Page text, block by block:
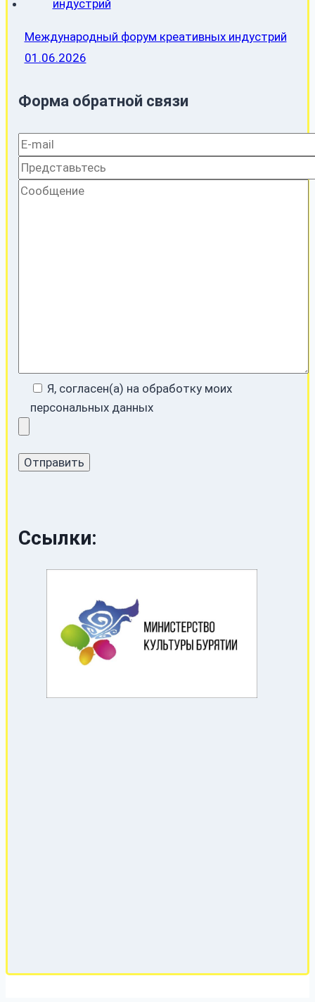
Международный форум креативных индустрий
01.06.2026
Форма обратной связи
Я, согласен(а) на обработку моих
персональных данных
Ссылки: